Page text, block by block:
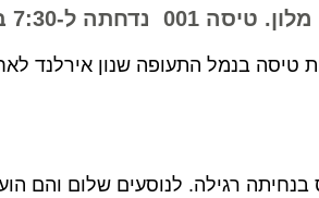
לניו יורק ועליו 320 נוסעים ואנשי צוות נאלץ לנחות לאחר 6 שעות טיסה בנמל התעופה שנון אירלנד לאחר
המטוס בנחיתה רגילה. לנוסעים שלום והם הועברו